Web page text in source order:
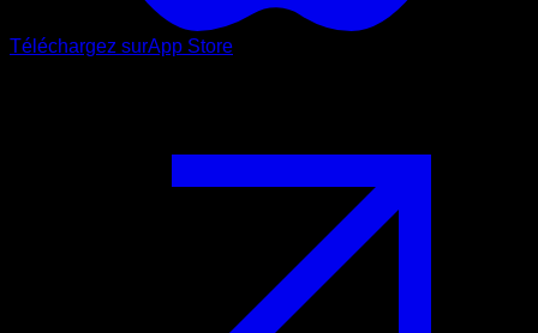
Téléchargez surApp Store